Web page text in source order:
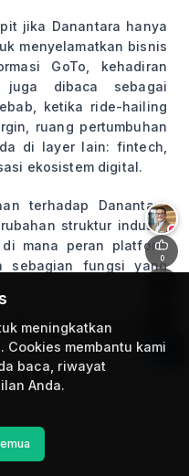
jika Danantara hanya
menyelamatkan bisnis
GoTo, kehadiran
juga dibaca sebagai
ketika ride-hailing
ruang pertumbuhan
di layer lain: fintech,
ekosistem digital.
terhadap Danantara
struktur industri
mana peran platform
sebagian fungsi yang
Fintech
dari ride-hailing ke
menjadi jauh lebih
lending—
yang kuat. Untuk
skala besar, platform
+
0
meningkatkan
Cookies membantu kami
baca, riwayat
Anda.
Koleksi